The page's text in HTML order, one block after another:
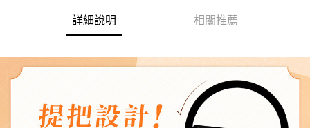
3.完整用戶服務條款，請詳閱以下連結：
https://oppay.tw/userRule
易，需依本服務之必要範圍內提供個人資料，並將交易相關給付款項請求債
權轉讓予恩沛科技股份有限公司。
３．未成年的使用者請事先徵得法定代理人或監護人之同意方可使用
「AFTEE先享後付」，若未經同意申辦者引起之損失，本公司不負相關責
詳細說明 相關推薦